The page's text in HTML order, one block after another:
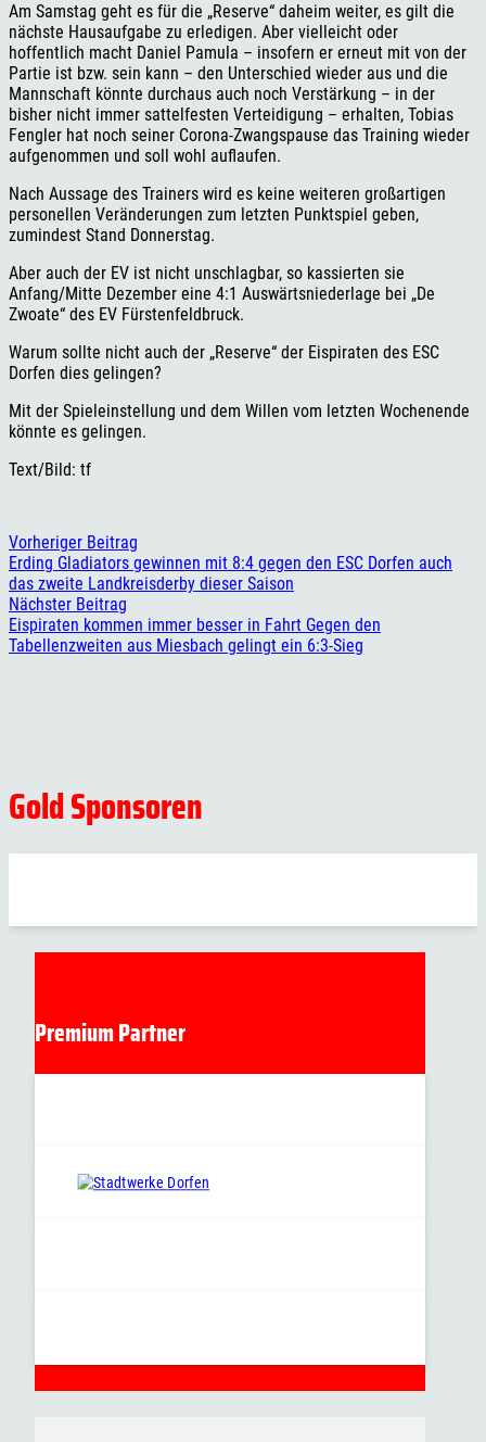
Am Samstag geht es für die „Reserve“ daheim weiter, es gilt die
nächste Hausaufgabe zu erledigen. Aber vielleicht oder
hoffentlich macht Daniel Pamula – insofern er erneut mit von der
Partie ist bzw. sein kann – den Unterschied wieder aus und die
Mannschaft könnte durchaus auch noch Verstärkung – in der
bisher nicht immer sattelfesten Verteidigung – erhalten, Tobias
Fengler hat noch seiner Corona-Zwangspause das Training wieder
aufgenommen und soll wohl auflaufen.
Nach Aussage des Trainers wird es keine weiteren großartigen
personellen Veränderungen zum letzten Punktspiel geben,
zumindest Stand Donnerstag.
Aber auch der EV ist nicht unschlagbar, so kassierten sie
Anfang/Mitte Dezember eine 4:1 Auswärtsniederlage bei „De
Zwoate“ des EV Fürstenfeldbruck.
Warum sollte nicht auch der „Reserve“ der Eispiraten des ESC
Dorfen dies gelingen?
Mit der Spieleinstellung und dem Willen vom letzten Wochenende
könnte es gelingen.
Text/Bild: tf
Vorheriger Beitrag
Erding Gladiators gewinnen mit 8:4 gegen den ESC Dorfen auch
das zweite Landkreisderby dieser Saison
Nächster Beitrag
Eispiraten kommen immer besser in Fahrt Gegen den
Tabellenzweiten aus Miesbach gelingt ein 6:3-Sieg
Gold Sponsoren
Premium Partner